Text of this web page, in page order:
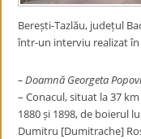
Berești-Tazlău, județul
într-un interviu realizat în
– Doamnă Georgeta
– Conacul, situat la 37
1880 și 1898, de boierul
Dumitru [Dumitrache]